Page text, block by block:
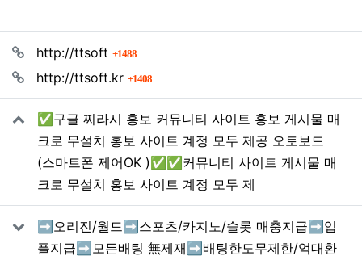
http://ttsoft 1488회 연결
http://ttsoft.kr
1408회 연결
✅구글 찌라시 홍보 커뮤니티 사이트 홍보 게시물 매
크로 무설치 홍보 사이트 계정 모두 제공 오토보드
(스마트폰 제어OK )✅✅커뮤니티 사이트 게시물 매
크로 무설치 홍보 사이트 계정 모두 제
➡️오리진/월드➡️스포츠/카지노/슬롯 매충지급➡️입
플지급➡️모든배팅 無제재➡️배팅한도무제한/억대환